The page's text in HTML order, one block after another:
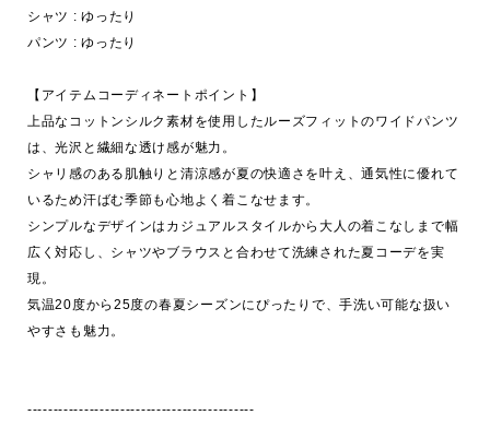
シャツ : ゆったり
パンツ : ゆったり
【アイテムコーディネートポイント】
上品なコットンシルク素材を使用したルーズフィットのワイドパンツ
は、光沢と繊細な透け感が魅力。
シャリ感のある肌触りと清涼感が夏の快適さを叶え、通気性に優れて
いるため汗ばむ季節も心地よく着こなせます。
シンプルなデザインはカジュアルスタイルから大人の着こなしまで幅
広く対応し、シャツやブラウスと合わせて洗練された夏コーデを実
現。
気温20度から25度の春夏シーズンにぴったりで、手洗い可能な扱い
やすさも魅力。
--------------------------------------------